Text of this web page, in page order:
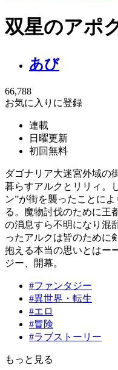
双星のアポ
あび
66,788
お気に入りに登録
連載
日曜更新
初回無料
ダゴナリア大迷宮外域の
暮らすアルクとリリィ。
ン”が街を襲ったことに
る。魔物討伐のために王
の消息すら不明になり
ったアルクは皆のために
抱える本当の思いとはー
ジー、開幕。
#ファンタジー
#異世界・転生
#エロ
#冒険
#ラブストーリー
もっと見る